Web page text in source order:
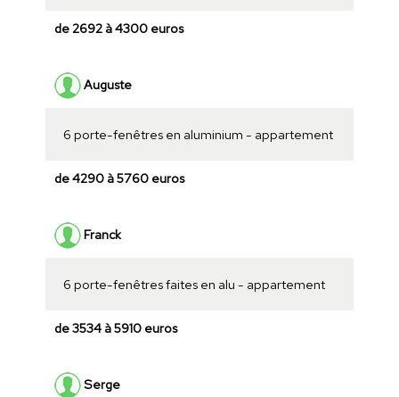
de 2692 à 4300 euros
Auguste
6 porte-fenêtres en aluminium - appartement
de 4290 à 5760 euros
Franck
6 porte-fenêtres faites en alu - appartement
de 3534 à 5910 euros
Serge